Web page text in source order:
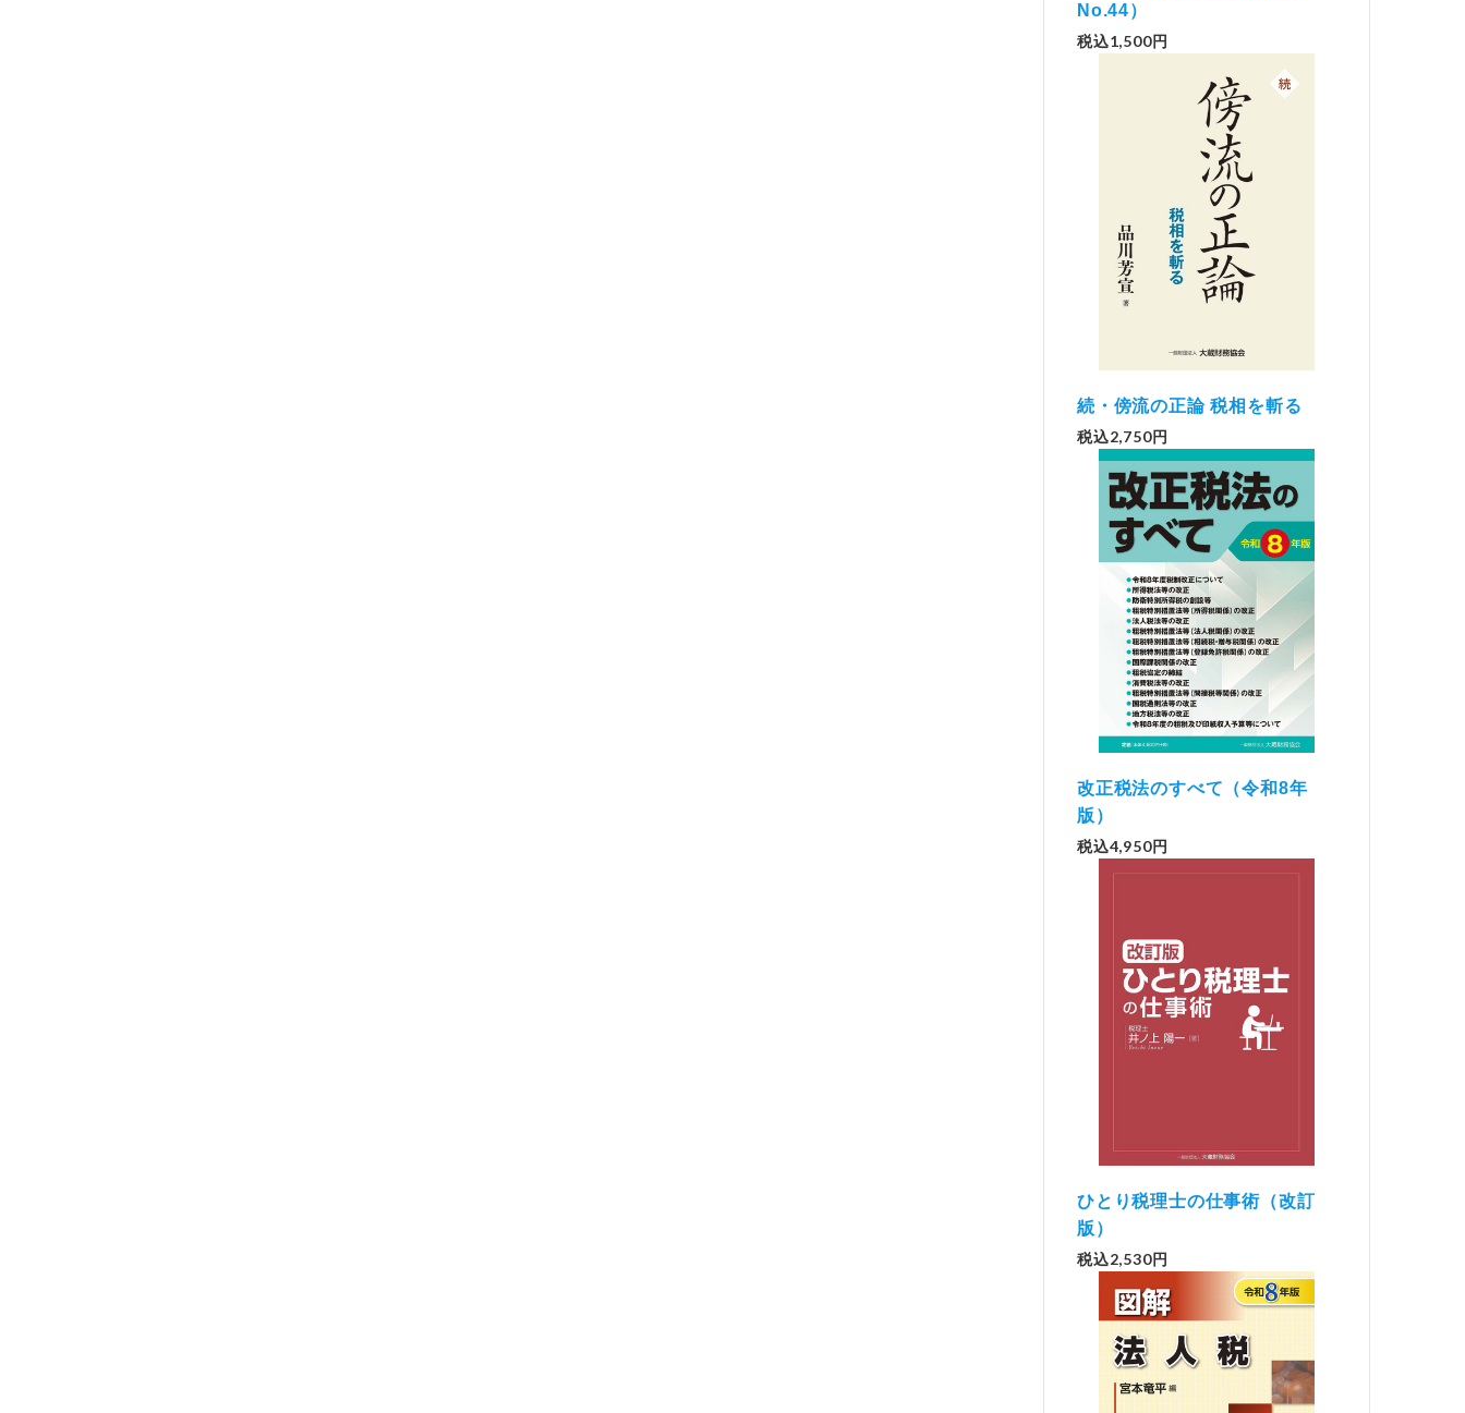
No.44）
税込1,500円
続・傍流の正論 税相を斬る
税込2,750円
改正税法のすべて（令和8年
版）
税込4,950円
ひとり税理士の仕事術（改訂
版）
税込2,530円